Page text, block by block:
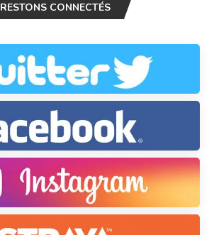
RESTONS CONNECTÉS